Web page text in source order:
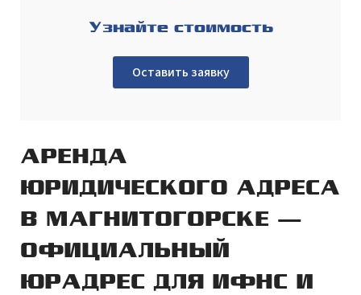
Узнайте стоимость
Оставить заявку
АРЕНДА
ЮРИДИЧЕСКОГО АДРЕСА
В МАГНИТОГОРСКЕ —
ОФИЦИАЛЬНЫЙ
ЮРАДРЕС ДЛЯ ИФНС И